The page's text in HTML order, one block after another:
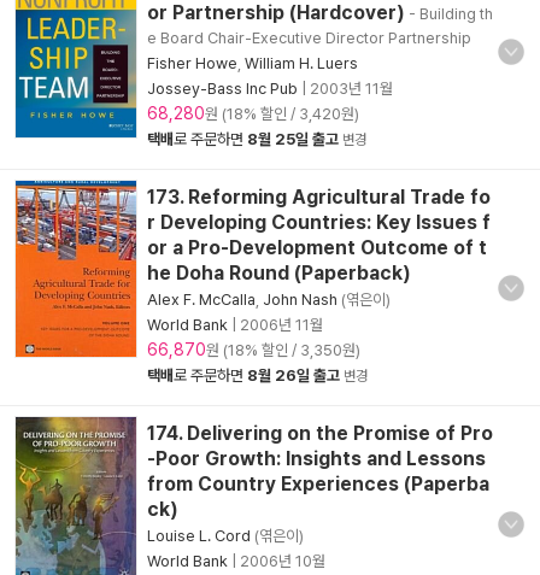
or Partnership (Hardcover) - Building th
e Board Chair-Executive Director Partnership
Fisher Howe William H. Luers
Jossey-Bass Inc Pub
2003년 11월
68,280원 (18% 할인 / 3,420원)
택배로 주문하면 8월 25일 출고 변경
173. Reforming Agricultural Trade fo
r Developing Countries: Key Issues f
or a Pro-Development Outcome of t
he Doha Round (Paperback)
Alex F. McCalla John Nash (엮은이)
World Bank
2006년 11월
66,870원 (18% 할인 / 3,350원)
택배로 주문하면 8월 26일 출고 변경
174. Delivering on the Promise of Pro
-Poor Growth: Insights and Lessons
from Country Experiences (Paperba
ck)
Louise L. Cord (엮은이)
World Bank
2006년 10월